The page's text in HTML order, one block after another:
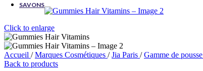
SAVONS
Click to enlarge
Accueil / Marques Cosmétiques / Jia Paris / Gamme de pousse
Back to products